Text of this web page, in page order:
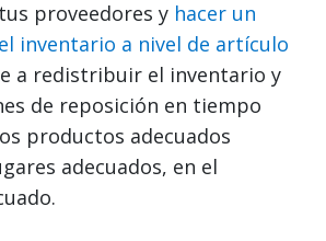
proveedores y hacer un
inventario a nivel de artículo
a redistribuir el inventario y
de reposición en tiempo
productos adecuados
adecuados, en el